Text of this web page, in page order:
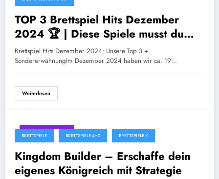
TOP 3 Brettspiel Hits Dezember
2024 🏆 | Diese Spiele musst du
kennen!
Brettspiel Hits Dezember 2024: Unsere Top 3 +
SondererwähnungIm Dezember 2024 haben wir ca. 19…
Weiterlesen
Januar 27, 2025
BRETTSPIELE BRETTSPIELE A-Z BRETTSPIELE K
Kingdom Builder – Erschaffe dein
eigenes Königreich mit Strategie